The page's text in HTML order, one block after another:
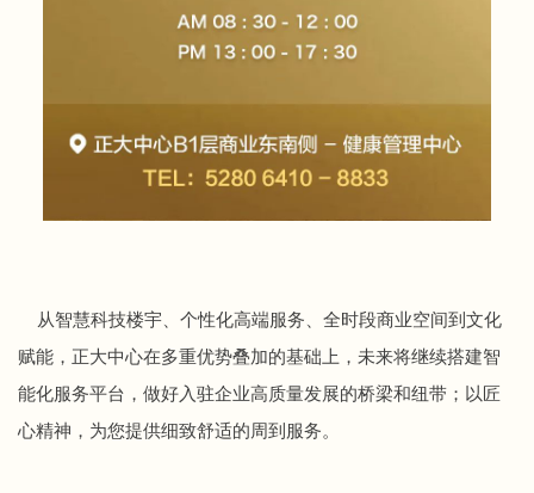
从智慧科技楼宇、个性化高端服务、全时段商业空间到文化
赋能，正大中心在多重优势叠加的基础上，未来将继续搭建智
能化服务平台，做好入驻企业高质量发展的桥梁和纽带；以匠
心精神，为您提供细致舒适的周到服务。